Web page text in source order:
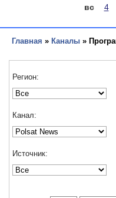
вс
4
Главная » Каналы »
Регион:
Канал:
Источник: